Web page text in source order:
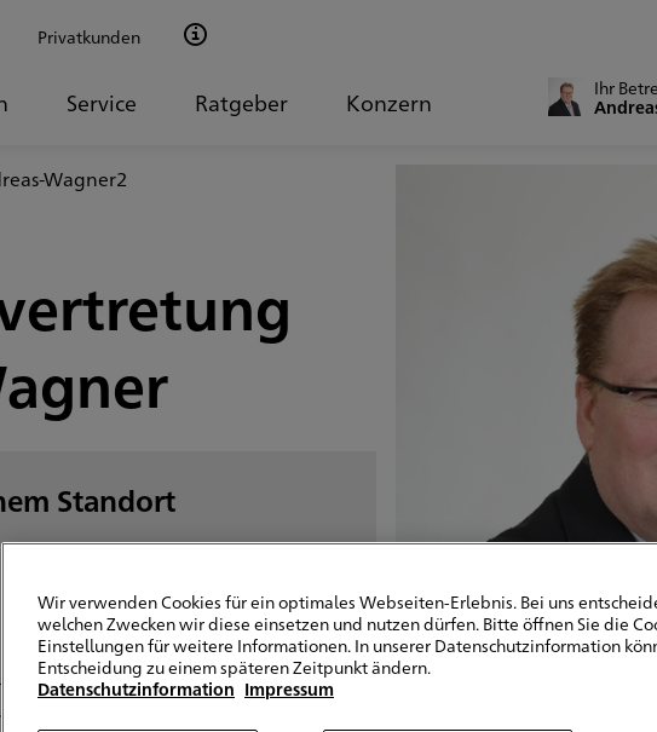
Privatkunden
Service Ratgeber Konzern
Ihr
Wagner2
Standort
+49 172 6775167
+49 511 6451154177
E-Mail senden
Wir verwenden Cookies für ein optimales Webseiten-Erlebnis. Bei uns
welchen Zwecken wir diese einsetzen und nutzen dürfen. Bitte öffnen Sie die
Einstellungen für weitere Informationen. In unserer Datenschutzinformation
Entscheidung zu einem späteren Zeitpunkt ändern.
Datenschutzinformation Impressum